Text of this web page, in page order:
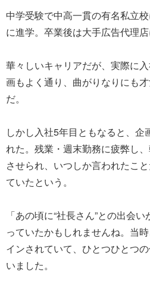
中学受験で中高一貫の有名私立
に進学。卒業後は大手広告代理店
華々しいキャリアだが、実際に
画もよく通り、曲がりなりにも
だ。
しかし入社5年目ともなると、企
れた。残業・週末勤務に疲弊し
させられ、いつしか言われたこ
ていたという。
「あの頃に“社長さん”との出会
っていたかもしれませんね。当
インされていて、ひとつひとつ
いました。